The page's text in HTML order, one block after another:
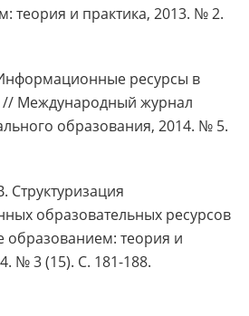
теория и практика, 2013. № 2.
ресурсы в
// Международный журнал
образования, 2014. № 5.
Структуризация
образовательных ресурсов
образованием: теория и
№ 3 (15). С. 181-188.